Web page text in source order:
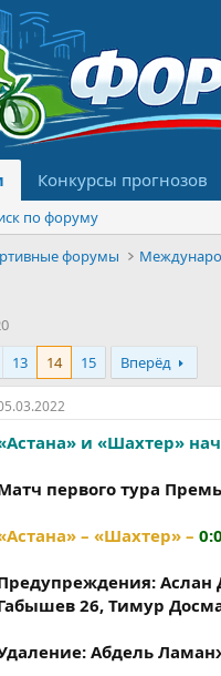
Конкурсы прогнозов
по форуму
форумы
13 14 15 Вперёд
и «Шахтер»
первого тура
– «Шахтер» – 0:0
Аслан
26, Тимур
Абдель